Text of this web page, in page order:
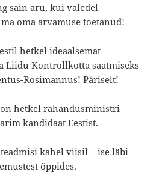
sain aru, kui valedel
oma arvamuse toetanud!
hetkel ideaalsemat
Liidu Kontrollkotta saatmiseks
Rosimannus! Päriselt!
hetkel rahandusministri
kandidaat Eestist.
kahel viisil – ise läbi
õppides.